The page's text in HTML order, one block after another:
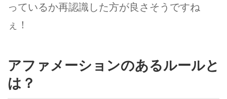
っているか再認識した方が良さそうですね
ぇ！
アファメーションのあるルールと
は？